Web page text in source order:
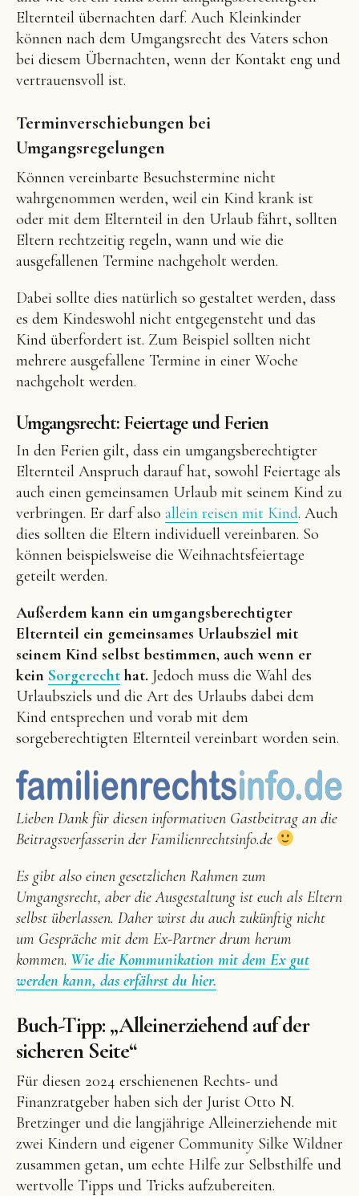
Elternteil übernachten darf. Auch Kleinkinder
können nach dem Umgangsrecht des Vaters schon
bei diesem Übernachten, wenn der Kontakt eng und
vertrauensvoll ist.
Terminverschiebungen bei
Umgangsregelungen
Können vereinbarte Besuchstermine nicht
wahrgenommen werden, weil ein Kind krank ist
oder mit dem Elternteil in den Urlaub fährt, sollten
Eltern rechtzeitig regeln, wann und wie die
ausgefallenen Termine nachgeholt werden.
Dabei sollte dies natürlich so gestaltet werden, dass
es dem Kindeswohl nicht entgegensteht und das
Kind überfordert ist. Zum Beispiel sollten nicht
mehrere ausgefallene Termine in einer Woche
nachgeholt werden.
Umgangsrecht: Feiertage und Ferien
In den Ferien gilt, dass ein umgangsberechtigter
Elternteil Anspruch darauf hat, sowohl Feiertage als
auch einen gemeinsamen Urlaub mit seinem Kind zu
verbringen. Er darf also allein reisen mit Kind. Auch
dies sollten die Eltern individuell vereinbaren. So
können beispielsweise die Weihnachtsfeiertage
geteilt werden.
Außerdem kann ein umgangsberechtigter
Elternteil ein gemeinsames Urlaubsziel mit
seinem Kind selbst bestimmen, auch wenn er
kein Sorgerecht hat. Jedoch muss die Wahl des
Urlaubsziels und die Art des Urlaubs dabei dem
Kind entsprechen und vorab mit dem
sorgeberechtigten Elternteil vereinbart worden sein.
Lieben Dank für diesen informativen Gastbeitrag an die
Beitragsverfasserin der Familienrechtsinfo.de
Es gibt also einen gesetzlichen Rahmen zum
Umgangsrecht, aber die Ausgestaltung ist euch als Eltern
selbst überlassen. Daher wirst du auch zukünftig nicht
um Gespräche mit dem Ex-Partner drum herum
kommen. Wie die Kommunikation mit dem Ex gut
werden kann, das erfährst du hier.
Buch-Tipp: „Alleinerziehend auf der
sicheren Seite“
Für diesen 2024 erschienenen Rechts- und
Finanzratgeber haben sich der Jurist Otto N.
Bretzinger und die langjährige Alleinerziehende mit
zwei Kindern und eigener Community Silke Wildner
zusammen getan, um echte Hilfe zur Selbsthilfe und
wertvolle Tipps und Tricks aufzubereiten.